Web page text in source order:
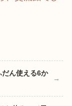
だん使える6か